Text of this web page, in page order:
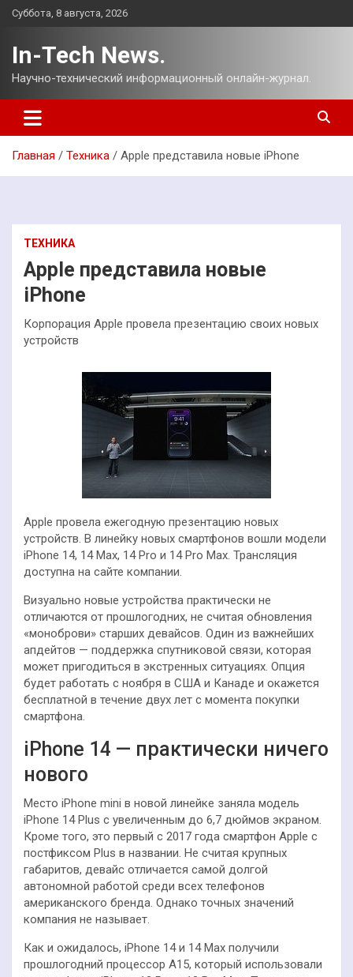
Перейти
Суббота, 8 августа, 2026
In-Tech News.
Научно-технический информационный онлайн-журнал.
Главная Техника Apple представила новые iPhone
ТЕХНИКА
Apple представила новые
iPhone
Корпорация Apple провела презентацию своих новых
устройств
Apple провела ежегодную презентацию новых
устройств. В линейку новых смартфонов вошли модели
iPhone 14, 14 Max, 14 Pro и 14 Pro Max. Трансляция
доступна на сайте компании.
Визуально новые устройства практически не
отличаются от прошлогодних, не считая обновления
«моноброви» старших девайсов. Один из важнейших
апдейтов — поддержка спутниковой связи, которая
может пригодиться в экстренных ситуациях. Опция
будет работать с ноября в США и Канаде и окажется
бесплатной в течение двух лет с момента покупки
смартфона.
iPhone 14 — практически ничего
нового
Место iPhone mini в новой линейке заняла модель
iPhone 14 Plus с увеличенным до 6,7 дюймов экраном.
Кроме того, это первый с 2017 года смартфон Apple с
постфиксом Plus в названии. Не считая крупных
габаритов, девайс отличается самой долгой
автономной работой среди всех телефонов
американского бренда. Однако точных значений
компания не называет.
Как и ожидалось, iPhone 14 и 14 Max получили
прошлогодний процессор A15, который использовали